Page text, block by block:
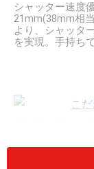
シャッター速度
21mm(38mm相
より、シャッタ
を実現。手持ち